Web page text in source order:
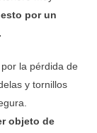
por un
la pérdida de
y tornillos
objeto de